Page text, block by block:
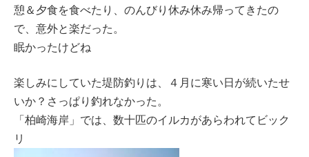
憩＆夕食を食べたり、のんびり休み休み帰ってきたの
で、意外と楽だった。
眠かったけどね
楽しみにしていた堤防釣りは、４月に寒い日が続いたせ
いか？さっぱり釣れなかった。
「柏崎海岸」では、数十匹のイルカがあらわれてビック
リ